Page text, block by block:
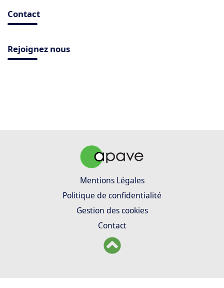
Contact
Rejoignez nous
Mentions Légales
Politique de confidentialité
Gestion des cookies
Contact